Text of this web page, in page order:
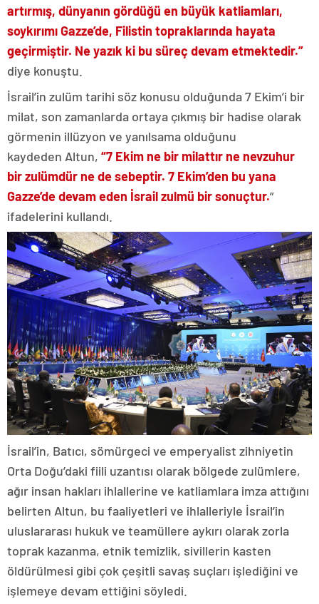
artırmış, dünyanın gördüğü en büyük katliamları,
soykırımı Gazze’de, Filistin topraklarında hayata
geçirmiştir. Ne yazık ki bu süreç devam etmektedir.”
diye konuştu.
İsrail’in zulüm tarihi söz konusu olduğunda 7 Ekim’i bir
milat, son zamanlarda ortaya çıkmış bir hadise olarak
görmenin illüzyon ve yanılsama olduğunu
kaydeden Altun, “7 Ekim ne bir milattır ne nevzuhur
bir zulümdür ne de sebeptir. 7 Ekim’den bu yana
Gazze’de devam eden İsrail zulmü bir sonuçtur.”
ifadelerini kullandı.
İsrail’in, Batıcı, sömürgeci ve emperyalist zihniyetin
Orta Doğu’daki fiili uzantısı olarak bölgede zulümlere,
ağır insan hakları ihlallerine ve katliamlara imza attığını
belirten Altun, bu faaliyetleri ve ihlalleriyle İsrail’in
uluslararası hukuk ve teamüllere aykırı olarak zorla
toprak kazanma, etnik temizlik, sivillerin kasten
öldürülmesi gibi çok çeşitli savaş suçları işlediğini ve
işlemeye devam ettiğini söyledi.